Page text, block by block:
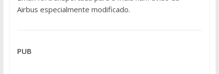
Airbus especialmente modificado.
PUB